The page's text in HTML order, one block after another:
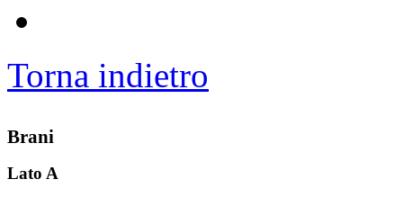
Torna indietro
Brani
Lato A